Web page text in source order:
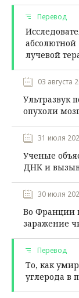
Перевод
абсолютной
лучевой
03 августа
Ультразвук
опухоли
31 июля
Ученые
ДНК и
30 июля
Во Франции
заражение
Перевод
То, как
углерода в